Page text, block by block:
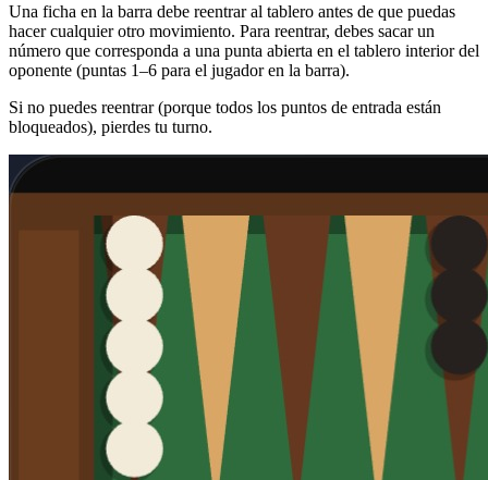
Una ficha en la barra debe reentrar al tablero antes de que puedas
hacer cualquier otro movimiento. Para reentrar, debes sacar un
número que corresponda a una punta abierta en el tablero interior del
oponente (puntas 1–6 para el jugador en la barra).
Si no puedes reentrar (porque todos los puntos de entrada están
bloqueados), pierdes tu turno.